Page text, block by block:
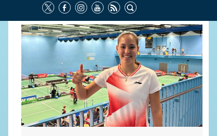
COMMISSIONI FEDERALI
ORGANI TERRITORIALI
SOCIETÀ SPORTIVE
CARTE FEDERALI
ATTI UFFICIALI
TUTELA DELLA SALUTE -
ANTIDOPING
COMUNICAZIONE E MARKETING